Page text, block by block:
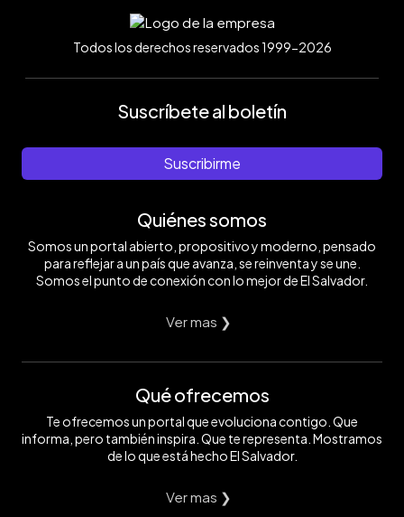
Todos los derechos reservados 1999-2026
Suscríbete al boletín
Suscribirme
Quiénes somos
Somos un portal abierto, propositivo y moderno, pensado
para reflejar a un país que avanza, se reinventa y se une.
Somos el punto de conexión con lo mejor de El Salvador.
Ver mas ❯
Qué ofrecemos
Te ofrecemos un portal que evoluciona contigo. Que
informa, pero también inspira. Que te representa. Mostramos
de lo que está hecho El Salvador.
Ver mas ❯